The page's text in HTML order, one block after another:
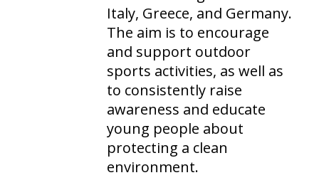
Italy, Greece, and Germany.
The aim is to encourage
and support outdoor
sports activities, as well as
to consistently raise
awareness and educate
young people about
protecting a clean
environment.